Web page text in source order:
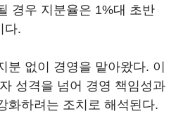
경우 지분율은 1%대 초반
다.
분 없이 경영을 맡아왔다. 이
성격을 넘어 경영 책임성과
화하려는 조치로 해석된다.